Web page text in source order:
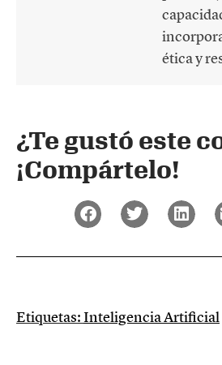
ética y
¿Te gustó este
¡Compártelo!
Etiquetas:Inteligencia Artificial